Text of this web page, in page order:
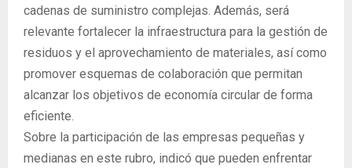
cadenas de suministro complejas. Además, será
relevante fortalecer la infraestructura para la gestión de
residuos y el aprovechamiento de materiales, así como
promover esquemas de colaboración que permitan
alcanzar los objetivos de economía circular de forma
eficiente.
Sobre la participación de las empresas pequeñas y
medianas en este rubro, indicó que pueden enfrentar